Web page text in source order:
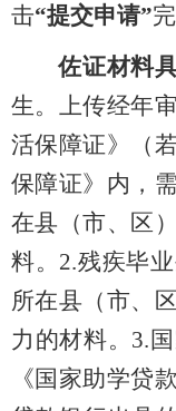
击“提交申请”
佐证材料
生。上传经年
活保障证》（
保障证》内，
在县（市、区
料。2.残疾毕
所在县（市、
力的材料。3.
《国家助学贷